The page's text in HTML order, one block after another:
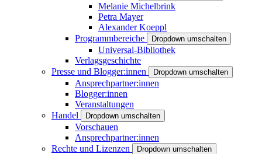
Melanie Michelbrink
Petra Mayer
Alexander Koeppl
Programmbereiche
Dropdown umschalten
Universal-Bibliothek
Verlagsgeschichte
Presse und Blogger:innen
Dropdown umschalten
Ansprechpartner:innen
Blogger:innen
Veranstaltungen
Handel
Dropdown umschalten
Vorschauen
Ansprechpartner:innen
Rechte und Lizenzen
Dropdown umschalten